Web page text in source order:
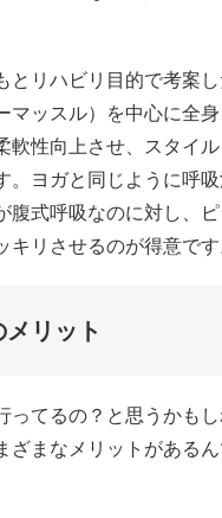
とリハビリ目的で考案
マッスル）を中心に全
軟性向上させ、スタイ
。ヨガと同じように呼
腹式呼吸なのに対し、
キリさせるのが得意です
リット
ってるの？と思うかもし
ざまなメリットがあるん